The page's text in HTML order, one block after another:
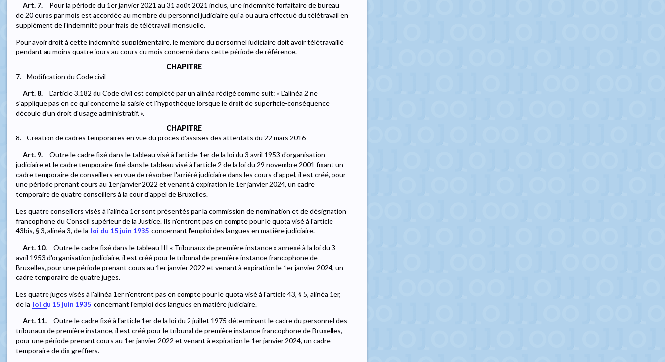
Art. 7.
Pour la période du 1er janvier 2021 au 31 août 2021 inclus, une indemnité forfaitaire de bureau
de 20 euros par mois est accordée au membre du personnel judiciaire qui a ou aura effectué du télétravail en
supplément de l'indemnité pour frais de télétravail mensuelle.
Pour avoir droit à cette indemnité supplémentaire, le membre du personnel judiciaire doit avoir télétravaillé
pendant au moins quatre jours au cours du mois concerné dans cette période de référence.
CHAPITRE
7. - Modification du Code civil
Art. 8.
L'article 3.182 du Code civil est complété par un alinéa rédigé comme suit: « L'alinéa 2 ne
s'applique pas en ce qui concerne la saisie et l'hypothèque lorsque le droit de superficie-conséquence
découle d'un droit d'usage administratif. ».
CHAPITRE
8. - Création de cadres temporaires en vue du procès d'assises des attentats du 22 mars 2016
Art. 9.
Outre le cadre fixé dans le tableau visé à l'article 1er de la loi du 3 avril 1953 d'organisation
judiciaire et le cadre temporaire fixé dans le tableau visé à l'article 2 de la loi du 29 novembre 2001 fixant un
cadre temporaire de conseillers en vue de résorber l'arriéré judiciaire dans les cours d'appel, il est créé, pour
une période prenant cours au 1er janvier 2022 et venant à expiration le 1er janvier 2024, un cadre
temporaire de quatre conseillers à la cour d'appel de Bruxelles.
Les quatre conseillers visés à l'alinéa 1er sont présentés par la commission de nomination et de désignation
francophone du Conseil supérieur de la Justice. Ils n'entrent pas en compte pour le quota visé à l'article
43bis, § 3, alinéa 3, de la loi du 15 juin 1935 concernant l'emploi des langues en matière judiciaire.
Art. 10.
Outre le cadre fixé dans le tableau III « Tribunaux de première instance » annexé à la loi du 3
avril 1953 d'organisation judiciaire, il est créé pour le tribunal de première instance francophone de
Bruxelles, pour une période prenant cours au 1er janvier 2022 et venant à expiration le 1er janvier 2024, un
cadre temporaire de quatre juges.
Les quatre juges visés à l'alinéa 1er n'entrent pas en compte pour le quota visé à l'article 43, § 5, alinéa 1er,
de la loi du 15 juin 1935 concernant l'emploi des langues en matière judiciaire.
Art. 11.
Outre le cadre fixé à l'article 1er de la loi du 2 juillet 1975 déterminant le cadre du personnel des
tribunaux de première instance, il est créé pour le tribunal de première instance francophone de Bruxelles,
pour une période prenant cours au 1er janvier 2022 et venant à expiration le 1er janvier 2024, un cadre
temporaire de dix greffiers.